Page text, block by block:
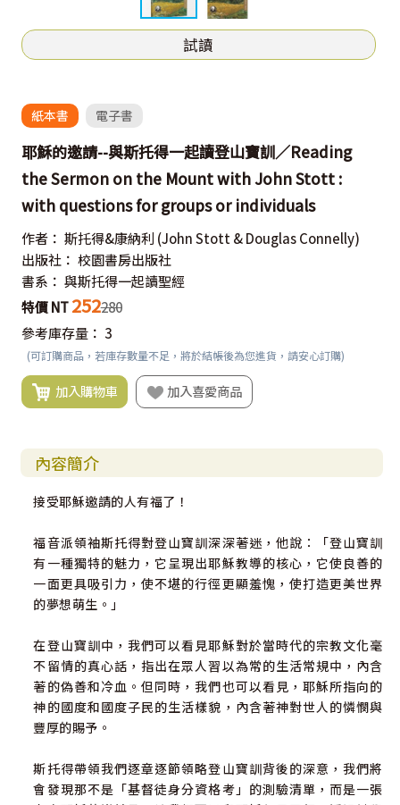
試讀
紙本書 電子書
耶穌的邀請--與斯托得一起讀登山寶訓／Reading
the Sermon on the Mount with John Stott :
with questions for groups or individuals
作者： 斯托得&康納利 (John Stott & Douglas Connelly)
出版社： 校園書房出版社
書系： 與斯托得一起讀聖經
特價 NT 252280
參考庫存量： 3
(可訂購商品，若庫存數量不足，將於結帳後為您進貨，請安心訂購)
加入購物車 加入喜愛商品
內容簡介
接受耶穌邀請的人有福了！
福音派領袖斯托得對登山寶訓深深著迷，他說：「登山寶訓
有一種獨特的魅力，它呈現出耶穌教導的核心，它使良善的
一面更具吸引力，使不堪的行徑更顯羞愧，使打造更美世界
的夢想萌生。」
在登山寶訓中，我們可以看見耶穌對於當時代的宗教文化毫
不留情的真心話，指出在眾人習以為常的生活常規中，內含
著的偽善和冷血。但同時，我們也可以看見，耶穌所指向的
神的國度和國度子民的生活樣貌，內含著神對世人的憐憫與
豐厚的賜予。
斯托得帶領我們逐章逐節領略登山寶訓背後的深意，我們將
會發現那不是「基督徒身分資格考」的測驗清單，而是一張